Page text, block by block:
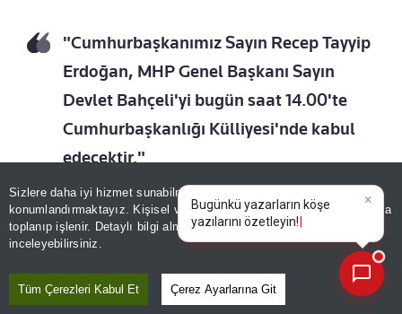
Sizlere daha iyi hizmet sunabilmek adına sitemizde
konumlandırmaktayız. Kişisel verileriniz, KVKK ve GDPR kapsamında
toplanıp işlenir. Detaylı bilgi almak içinAydınlatma Metnimizi
inceleyebilirsiniz.
Tüm Çerezleri Kabul Et Çerez Ayarlarına Git
"Cumhurbaşkanımız Sayın Recep Tayyip
Erdoğan, MHP Genel Başkanı Sayın
Devlet Bahçeli'yi bugün saat 14.00'te
Cumhurbaşkanlığı Külliyesi'nde kabul
edecektir."
Erdoğan-Bahçeli zirvesinden kareler:
×
Bugünkü yazarların köşe
yazıları